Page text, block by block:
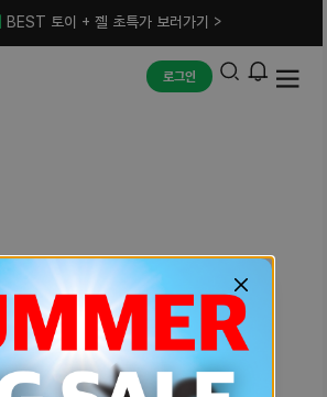
BEST 토이 + 젤 초특가 보러가기 >
로그인
예상치 못한 에러입니다.